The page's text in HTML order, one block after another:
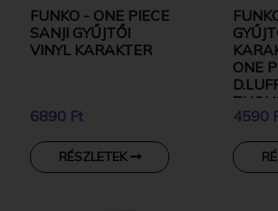
FUNKO - ONE PIECE
SANJI GYŰJTŐI
VINYL KARAKTER
6890 Ft
RÉSZLETEK
ONE
4590